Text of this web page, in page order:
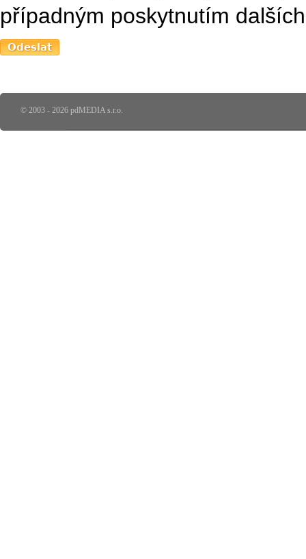
případným poskytnutím
© 2003 - 2026 pdMEDIA s.r.o.